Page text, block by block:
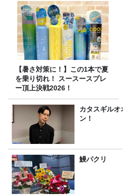
【暑さ対策に！】この1本で夏
を乗り切れ！ スースースプレ
ー頂上決戦2026！
カタスギル
ン！
鰻パクリ